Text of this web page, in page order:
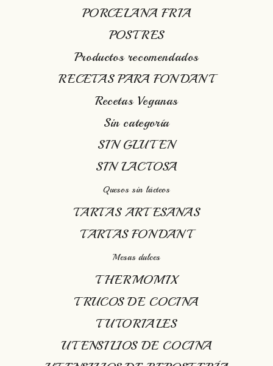
PORCELANA FRIA
POSTRES
Productos recomendados
RECETAS PARA FONDANT
Recetas Veganas
Sin categoría
SIN GLUTEN
SIN LACTOSA
Quesos sin lácteos
TARTAS ARTESANAS
TARTAS FONDANT
Mesas dulces
THERMOMIX
TRUCOS DE COCINA
TUTORIALES
UTENSILIOS DE COCINA